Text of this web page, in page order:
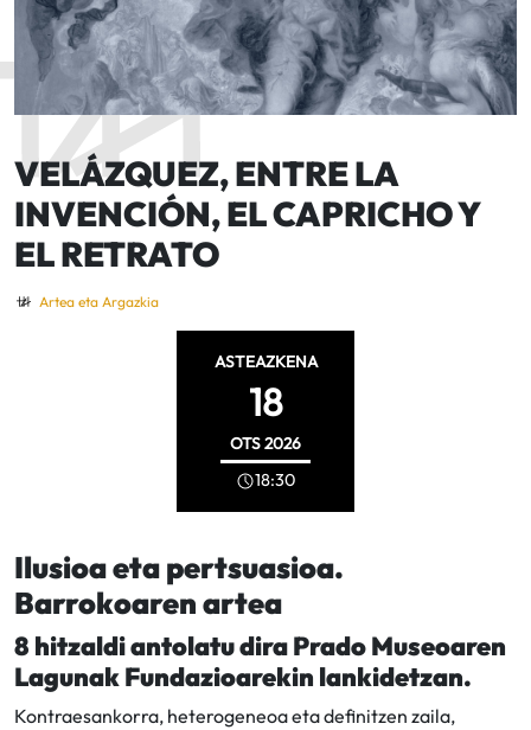
VELÁZQUEZ, ENTRE LA
INVENCIÓN, EL CAPRICHO Y
EL RETRATO
Artea eta Argazkia
ASTEAZKENA
18
OTS2026
18:30
Ilusioa eta pertsuasioa.
Barrokoaren artea
8 hitzaldi antolatu dira Prado Museoaren
Lagunak Fundazioarekin lankidetzan.
Kontraesankorra, heterogeneoa eta definitzen zaila,